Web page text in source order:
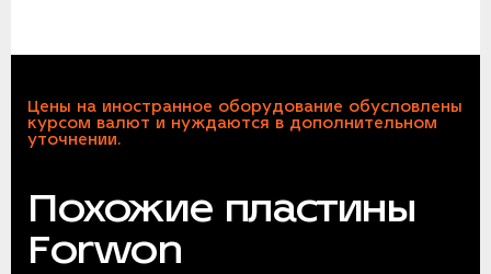
Цены на иностранное оборудование обусловлены
курсом валют и нуждаются в дополнительном
уточнении.
Похожие пластины
Forwon